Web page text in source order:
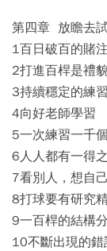
第四章 放瞻去
1百日破百的賭
2打進百桿是禮
3持續穩定的練習
4向好老師學習
5一次練習一千
6人人都有一得
7看別人，想自
8打球要有研究
9一百桿的結構
10不斷出現的錯